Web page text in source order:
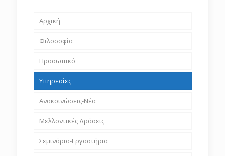
Αρχική
Φιλοσοφία
Προσωπικό
Υπηρεσίες
Ανακοινώσεις-Νέα
Μελλοντικές Δράσεις
Σεμινάρια-Εργαστήρια